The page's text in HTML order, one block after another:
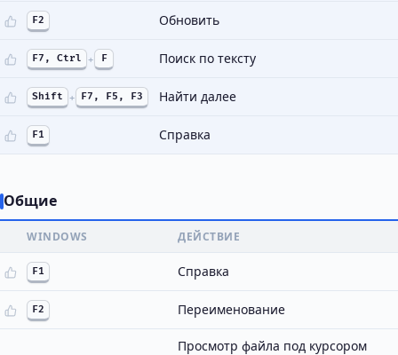
F2 Обновить
F7, Ctrl + F Поиск по тексту
Shift + F7, F5, F3 Найти далее
F1 Справка
Общие
WINDOWS ДЕЙСТВИЕ
F1 Справка
F2 Переименование
Просмотр файла под курсором